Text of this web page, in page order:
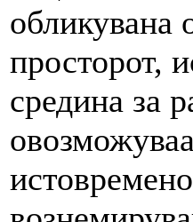
обликувана
просторот,
средина за